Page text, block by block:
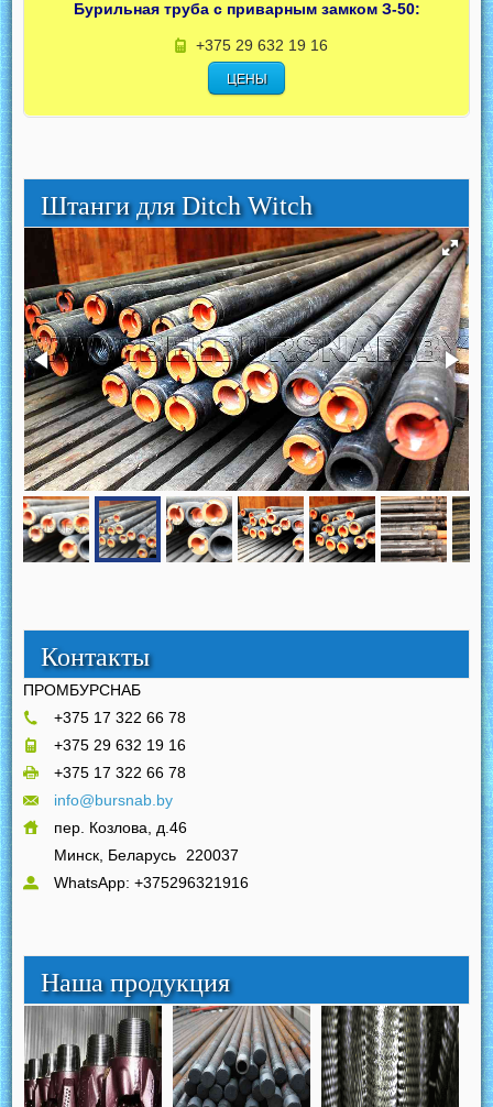
Бурильная труба с приварным замком З-50:
+375 29 632 19 16
ЦЕНЫ
Штанги для Ditch Witch
Контакты
ПРОМБУРСНАБ
+375 17 322 66 78
+375 29 632 19 16
+375 17 322 66 78
info@bursnab.by
пер. Козлова, д.46
Минск, Беларусь 220037
WhatsApp: +375296321916
Наша продукция